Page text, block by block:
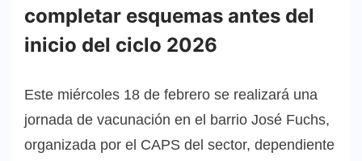
completar esquemas antes del
inicio del ciclo 2026
Este miércoles 18 de febrero se realizará una
jornada de vacunación en el barrio José Fuchs,
organizada por el CAPS del sector, dependiente